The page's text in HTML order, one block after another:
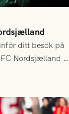
ditt besök på
FC Nordsjælland i
på torsdag